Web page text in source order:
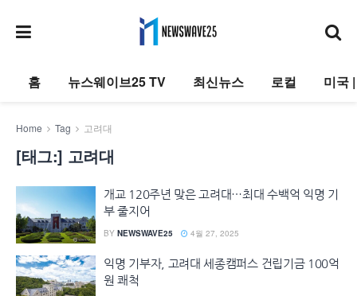
홈 뉴스웨이브25 TV 최신뉴스 로컬 미국
Home Tag 고려대
[태그:] 고려대
개교 120주년 맞은 고려대…최대 수백억 익명 기
부 줄지어
BY NEWSWAVE25 4월 27, 2025
익명 기부자, 고려대 세종캠퍼스 건립기금 100억
원 쾌척